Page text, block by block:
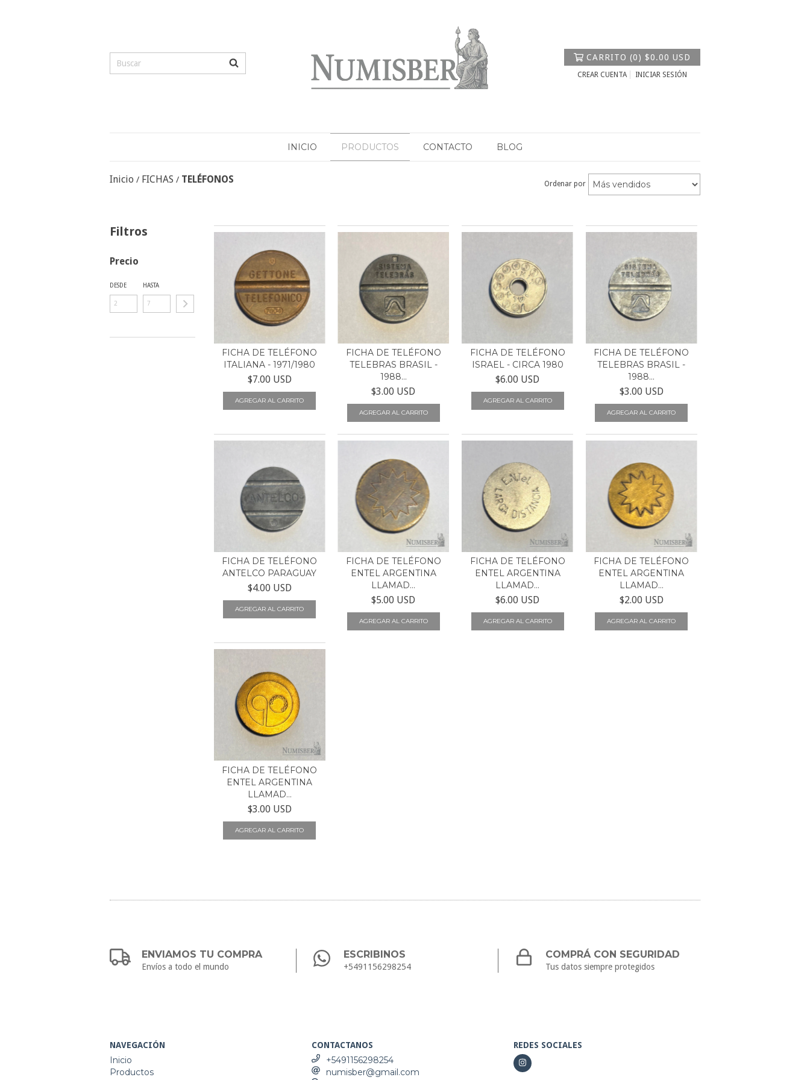
CARRITO (0) $0.00 USD
CREAR CUENTA INICIAR SESIÓN
INICIO PRODUCTOS CONTACTO BLOG
Inicio / FICHAS / TELÉFONOS Ordenar por
Filtros
Precio
DESDE HASTA
FICHA DE TELÉFONO
ITALIANA - 1971/1980
$7.00 USD
FICHA DE TELÉFONO
TELEBRAS BRASIL -
1988...
$3.00 USD
FICHA DE TELÉFONO
ISRAEL - CIRCA 1980
$6.00 USD
FICHA DE TELÉFONO
TELEBRAS BRASIL -
1988...
$3.00 USD
FICHA DE TELÉFONO
ANTELCO PARAGUAY
$4.00 USD
FICHA DE TELÉFONO
ENTEL ARGENTINA
LLAMAD...
$5.00 USD
FICHA DE TELÉFONO
ENTEL ARGENTINA
LLAMAD...
$6.00 USD
FICHA DE TELÉFONO
ENTEL ARGENTINA
LLAMAD...
$2.00 USD
FICHA DE TELÉFONO
ENTEL ARGENTINA
LLAMAD...
$3.00 USD
ENVIAMOS TU COMPRA
Envíos a todo el mundo
ESCRIBINOS
+5491156298254
COMPRÁ CON SEGURIDAD
Tus datos siempre protegidos
NAVEGACIÓN
Inicio
Productos
CONTACTANOS
+5491156298254
numisber@gmail.com
REDES SOCIALES